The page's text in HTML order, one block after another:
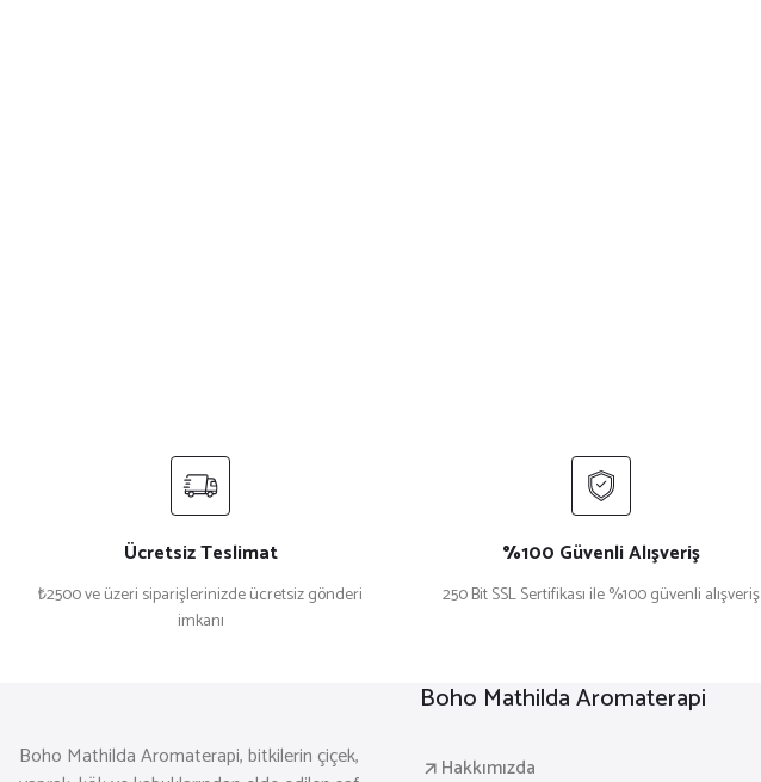
Ücretsiz Teslimat
₺2500 ve üzeri siparişlerinizde ücretsiz gönderi
imkanı
%100 Güvenli Alışveriş
250 Bit SSL Sertifikası ile %100 güvenli alışveriş
Boho Mathilda Aromaterapi, bitkilerin çiçek,
Boho Mathilda Aromaterapi
Hakkımızda